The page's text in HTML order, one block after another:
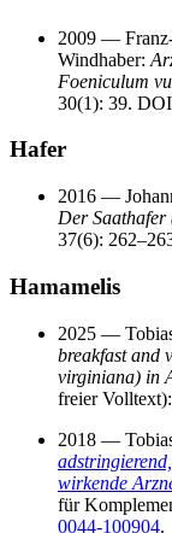
2009 —
Windhaber:
Foeniculum
30(1): 39.
Hafer
2016 —
Der Saathafer
37(6):
Hamamelis
2025 —
breakfast and
virginiana) in
freier Volltext):
2018 —
wirkende
für
0044-100904.